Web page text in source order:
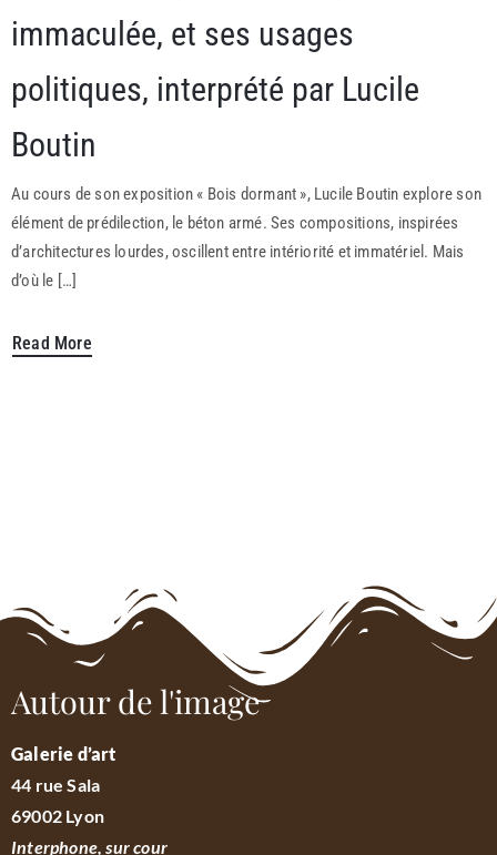
immaculée, et ses usages
politiques, interprété par Lucile
Boutin
Au cours de son exposition « Bois dormant », Lucile Boutin explore son
élément de prédilection, le béton armé. Ses compositions, inspirées
d’architectures lourdes, oscillent entre intériorité et immatériel. Mais
d’où le […]
Read More
Autour de l'image
Galerie d’art
44 rue Sala
69002 Lyon
Interphone, sur cour